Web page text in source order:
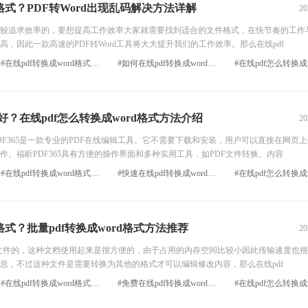
？PDF转Word出现乱码解决方法详解
求效率的，要想提高工作效率大家就需要找到适合的文件格式，在快节奏的工作
，因此一款高速的PDF转Word工具将大大提升我们的工作效率。那么在线pdf
#如何在线pdf转换成word格式
#在线pdf转换成word格式免费工具
？在线pdf怎么转换成word格式方法介绍
是一款专业的PDF在线编辑工具。它不需要下载和安装，用户可以直接在网页
。福昕PDF365具有方便的操作界面和多种实用工具，如PDF文件转换、内容
#快速在线pdf转换成word格式
#在线pdf转换成word格式快速方法
？批量pdf转换成word格式方法推荐
，这种文档使用起来是很方便的，由于占用的内存空间比较小因此传输速度也
，不过这种文件是需要转换为其他的格式才可以编辑修改内容，那么在线pdf
#免费在线pdf转换成word格式
#在线pdf转换成word格式快捷方法